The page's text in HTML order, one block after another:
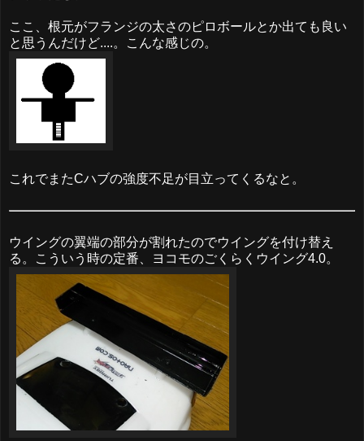
ここ、根元がフランジの太さのピロボールとか出ても良い
と思うんだけど....。こんな感じの。
これでまたCハブの強度不足が目立ってくるなと。
ウイングの翼端の部分が割れたのでウイングを付け替え
る。こういう時の定番、ヨコモのごくらくウイング4.0。